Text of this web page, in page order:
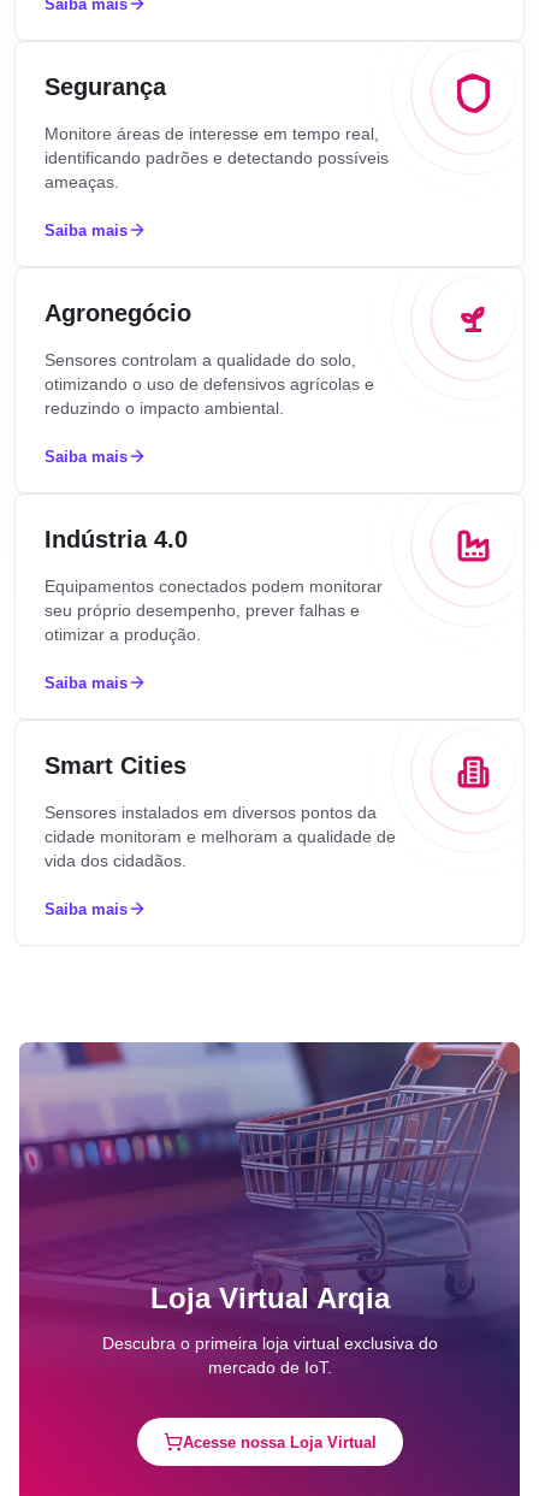
Saiba mais
Segurança
Monitore áreas de interesse em tempo real,
identificando padrões e detectando possíveis
ameaças.
Saiba mais
Agronegócio
Sensores controlam a qualidade do solo,
otimizando o uso de defensivos agrícolas e
reduzindo o impacto ambiental.
Saiba mais
Indústria 4.0
Equipamentos conectados podem monitorar
seu próprio desempenho, prever falhas e
otimizar a produção.
Saiba mais
Smart Cities
Sensores instalados em diversos pontos da
cidade monitoram e melhoram a qualidade de
vida dos cidadãos.
Saiba mais
Loja Virtual Arqia
Descubra o primeira loja virtual exclusiva do
mercado de IoT.
Acesse nossa Loja Virtual